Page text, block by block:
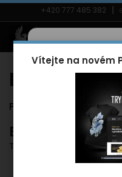
Vítejte na novém
+420 777 485 382
Prodejny
Brno Slatina
Tuřanka 1519/115a,
Záleží
Cookies
zajistili
dáte souhlas,
abychom